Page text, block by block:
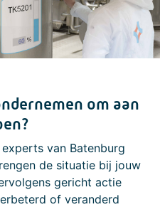
om aan
van Batenburg
de situatie bij jouw
gericht actie
of veranderd